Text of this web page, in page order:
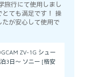
旅行にて使用しまし
ても満足です！ 操
が安心して使用で
ZV-1G シュー
3日～ ソニー [格安